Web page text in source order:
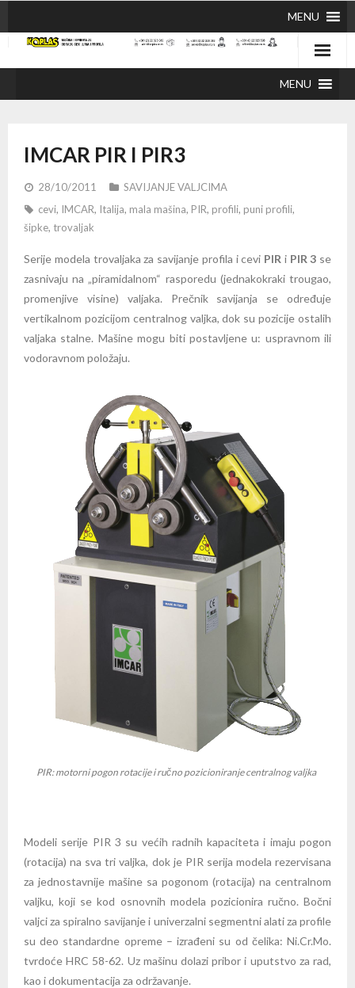
MENU
MENU
IMCAR PIR I PIR3
28/10/2011
SAVIJANJE VALJCIMA
cevi, IMCAR, Italija, mala mašina, PIR, profili, puni profili,
šipke, trovaljak
Serije modela trovaljaka za savijanje profila i cevi PIR i PIR 3 se
zasnivaju na „piramidalnom“ rasporedu (jednakokraki trougao,
promenjive visine) valjaka. Prečnik savijanja se određuje
vertikalnom pozicijom centralnog valjka, dok su pozicije ostalih
valjaka stalne. Mašine mogu biti postavljene u: uspravnom ili
vodoravnom položaju.
PIR: motorni pogon rotacije i ručno pozicioniranje centralnog valjka
Modeli serije PIR 3 su većih radnih kapaciteta i imaju pogon
(rotacija) na sva tri valjka, dok je PIR serija modela rezervisana
za jednostavnije mašine sa pogonom (rotacija) na centralnom
valjku, koji se kod osnovnih modela pozicionira ručno. Bočni
valjci za spiralno savijanje i univerzalni segmentni alati za profile
su deo standardne opreme – izrađeni su od čelika: Ni.Cr.Mo.
tvrdoće HRC 58-62. Uz mašinu dolazi pribor i uputstvo za rad,
kao i dokumentacija za održavanje.